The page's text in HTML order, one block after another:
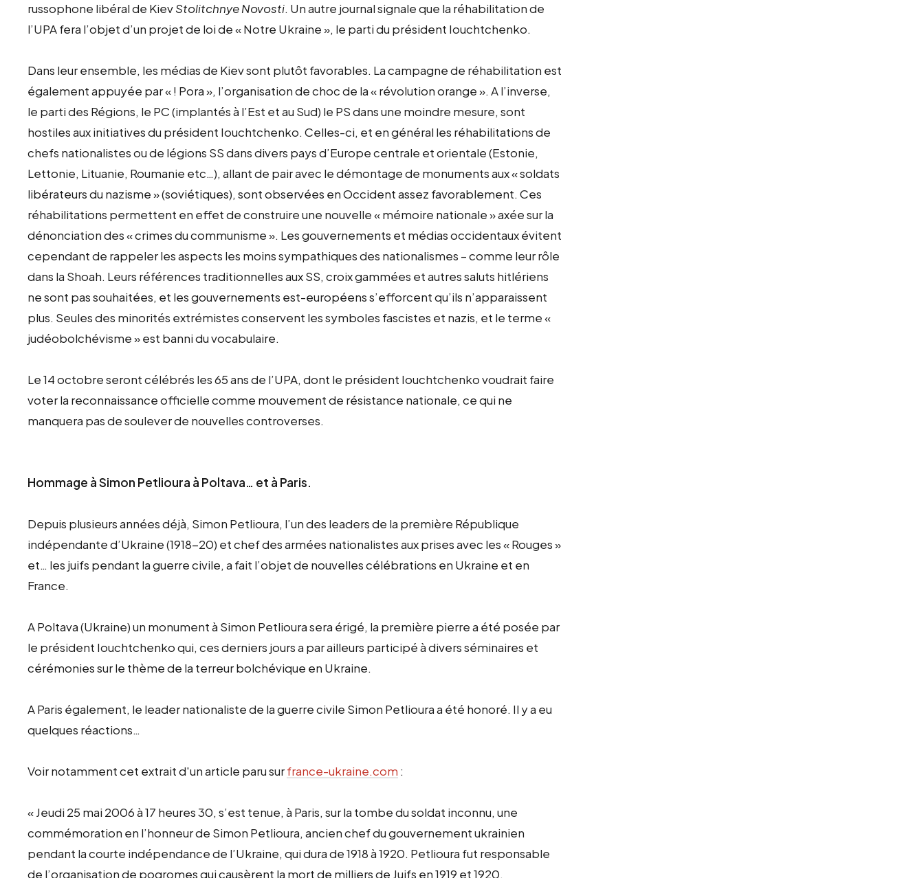
russophone libéral de KievStolitchnye Novosti. Un autre journal signale que la réhabilitation de
l’UPA fera l’objet d’un projet de loi de « Notre Ukraine », le parti du président Iouchtchenko.
Dans leur ensemble, les médias de Kiev sont plutôt favorables. La campagne de réhabilitation est
également appuyée par « ! Pora », l’organisation de choc de la « révolution orange ». A l’inverse,
le parti des Régions, le PC (implantés à l’Est et au Sud) le PS dans une moindre mesure, sont
hostiles aux initiatives du président Iouchtchenko. Celles-ci, et en général les réhabilitations de
chefs nationalistes ou de légions SS dans divers pays d’Europe centrale et orientale (Estonie,
Lettonie, Lituanie, Roumanie etc…), allant de pair avec le démontage de monuments aux « soldats
libérateurs du nazisme » (soviétiques), sont observées en Occident assez favorablement. Ces
réhabilitations permettent en effet de construire une nouvelle « mémoire nationale » axée sur la
dénonciation des « crimes du communisme ». Les gouvernements et médias occidentaux évitent
cependant de rappeler les aspects les moins sympathiques des nationalismes – comme leur rôle
dans la Shoah. Leurs références traditionnelles aux SS, croix gammées et autres saluts hitlériens
ne sont pas souhaitées, et les gouvernements est-européens s’efforcent qu’ils n’apparaissent
plus. Seules des minorités extrémistes conservent les symboles fascistes et nazis, et le terme «
judéobolchévisme » est banni du vocabulaire.
Le 14 octobre seront célébrés les 65 ans de l’UPA, dont le président Iouchtchenko voudrait faire
voter la reconnaissance officielle comme mouvement de résistance nationale, ce qui ne
manquera pas de soulever de nouvelles controverses.
Hommage à Simon Petlioura à Poltava… et à Paris.
Depuis plusieurs années déjà, Simon Petlioura, l’un des leaders de la première République
indépendante d’Ukraine (1918-20) et chef des armées nationalistes aux prises avec les « Rouges »
et… les juifs pendant la guerre civile, a fait l’objet de nouvelles célébrations en Ukraine et en
France.
A Poltava (Ukraine) un monument à Simon Petlioura sera érigé, la première pierre a été posée par
le président Iouchtchenko qui, ces derniers jours a par ailleurs participé à divers séminaires et
cérémonies sur le thème de la terreur bolchévique en Ukraine.
A Paris également, le leader nationaliste de la guerre civile Simon Petlioura a été honoré. Il y a eu
quelques réactions…
Voir notamment cet extrait d'un article paru surfrance-ukraine.com :
« Jeudi 25 mai 2006 à 17 heures 30, s’est tenue, à Paris, sur la tombe du soldat inconnu, une
commémoration en l’honneur de Simon Petlioura, ancien chef du gouvernement ukrainien
pendant la courte indépendance de l’Ukraine, qui dura de 1918 à 1920. Petlioura fut responsable
de l’organisation de pogromes qui causèrent la mort de milliers de Juifs en 1919 et 1920.